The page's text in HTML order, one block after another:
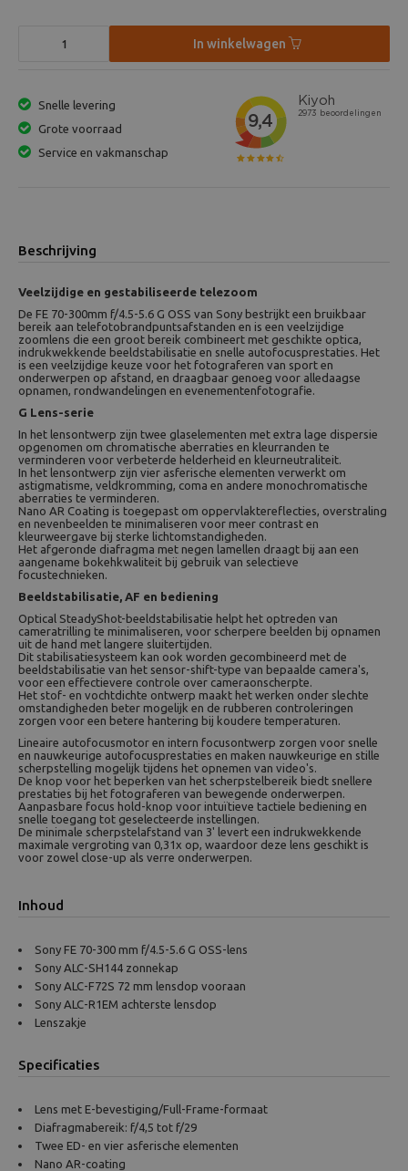
In winkelwagen
Snelle levering
Grote voorraad
Service en vakmanschap
Beschrijving
Veelzijdige en gestabiliseerde telezoom
De FE 70-300mm f/4.5-5.6 G OSS van Sony bestrijkt een bruikbaar
bereik aan telefotobrandpuntsafstanden en is een veelzijdige
zoomlens die een groot bereik combineert met geschikte optica,
indrukwekkende beeldstabilisatie en snelle autofocusprestaties. Het
is een veelzijdige keuze voor het fotograferen van sport en
onderwerpen op afstand, en draagbaar genoeg voor alledaagse
opnamen, rondwandelingen en evenementenfotografie.
G Lens-serie
In het lensontwerp zijn twee glaselementen met extra lage dispersie
opgenomen om chromatische aberraties en kleurranden te
verminderen voor verbeterde helderheid en kleurneutraliteit.
In het lensontwerp zijn vier asferische elementen verwerkt om
astigmatisme, veldkromming, coma en andere monochromatische
aberraties te verminderen.
Nano AR Coating is toegepast om oppervlaktereflecties, overstraling
en nevenbeelden te minimaliseren voor meer contrast en
kleurweergave bij sterke lichtomstandigheden.
Het afgeronde diafragma met negen lamellen draagt bij aan een
aangename bokehkwaliteit bij gebruik van selectieve
focustechnieken.
Beeldstabilisatie, AF en bediening
Optical SteadyShot-beeldstabilisatie helpt het optreden van
cameratrilling te minimaliseren, voor scherpere beelden bij opnamen
uit de hand met langere sluitertijden.
Dit stabilisatiesysteem kan ook worden gecombineerd met de
beeldstabilisatie van het sensor-shift-type van bepaalde camera's,
voor een effectievere controle over cameraonscherpte.
Het stof- en vochtdichte ontwerp maakt het werken onder slechte
omstandigheden beter mogelijk en de rubberen controleringen
zorgen voor een betere hantering bij koudere temperaturen.
Lineaire autofocusmotor en intern focusontwerp zorgen voor snelle
en nauwkeurige autofocusprestaties en maken nauwkeurige en stille
scherpstelling mogelijk tijdens het opnemen van video's.
De knop voor het beperken van het scherpstelbereik biedt snellere
prestaties bij het fotograferen van bewegende onderwerpen.
Aanpasbare focus hold-knop voor intuïtieve tactiele bediening en
snelle toegang tot geselecteerde instellingen.
De minimale scherpstelafstand van 3' levert een indrukwekkende
maximale vergroting van 0,31x op, waardoor deze lens geschikt is
voor zowel close-up als verre onderwerpen.
Inhoud
Sony FE 70-300 mm f/4.5-5.6 G OSS-lens
Sony ALC-SH144 zonnekap
Sony ALC-F72S 72 mm lensdop vooraan
Sony ALC-R1EM achterste lensdop
Lenszakje
Specificaties
Lens met E-bevestiging/Full-Frame-formaat
Diafragmabereik: f/4,5 tot f/29
Twee ED- en vier asferische elementen
Nano AR-coating